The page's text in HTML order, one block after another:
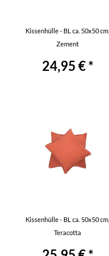
Kissenhülle - BL ca. 50x50 cm,
Zement
24,95 € *
Kissenhülle - BL ca. 50x50 cm,
Teracotta